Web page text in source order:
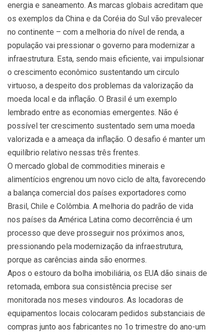
energia e saneamento. As marcas globais acreditam que
os exemplos da China e da Coréia do Sul vão prevalecer
no continente – com a melhoria do nível de renda, a
população vai pressionar o governo para modernizar a
infraestrutura. Esta, sendo mais eficiente, vai impulsionar
o crescimento econômico sustentando um circulo
virtuoso, a despeito dos problemas da valorização da
moeda local e da inflação. O Brasil é um exemplo
lembrado entre as economias emergentes. Não é
possível ter crescimento sustentado sem uma moeda
valorizada e a ameaça da inflação. O desafio é manter um
equilíbrio relativo nessas três frentes.
O mercado global de commodities minerais e
alimentícios engrenou um novo ciclo de alta, favorecendo
a balança comercial dos países exportadores como
Brasil, Chile e Colômbia. A melhoria do padrão de vida
nos países da América Latina como decorrência é um
processo que deve prosseguir nos próximos anos,
pressionando pela modernização da infraestrutura,
porque as carências ainda são enormes.
Apos o estouro da bolha imobiliária, os EUA dão sinais de
retomada, embora sua consistência precise ser
monitorada nos meses vindouros. As locadoras de
equipamentos locais colocaram pedidos substanciais de
compras junto aos fabricantes no 1o trimestre do ano-um